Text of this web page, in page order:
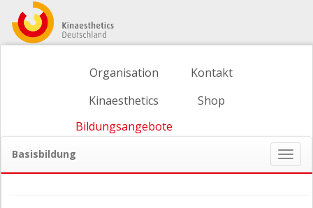
Organisation
Kinaesthetics
Bildungsangebote
Kontakt
Shop
Basisbildung
ein-/